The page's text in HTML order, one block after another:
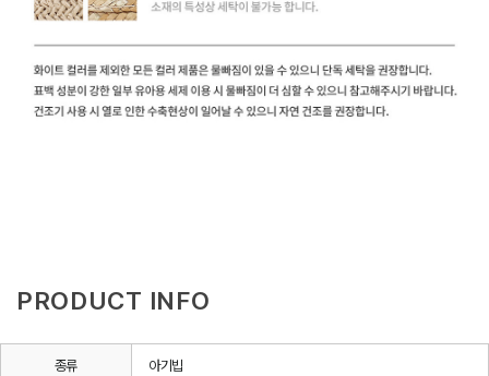
PRODUCT INFO
종류 아기빕